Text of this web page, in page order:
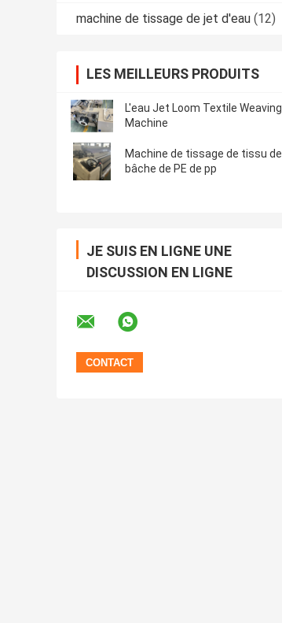
machine de tissage de jet d'eau (12)
LES MEILLEURS PRODUITS
L'eau Jet Loom Textile Weaving
Machine
Machine de tissage de tissu de
bâche de PE de pp
JE SUIS EN LIGNE UNE
DISCUSSION EN LIGNE